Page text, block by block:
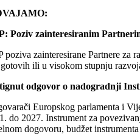
Poziv zainteresiranim
poziva zainteresirane Partnere za
ili u visokom stupnju
odgovor o nadogradnji
Europskog parlamenta i
do 2027. Instrument za
dogovoru, budžet